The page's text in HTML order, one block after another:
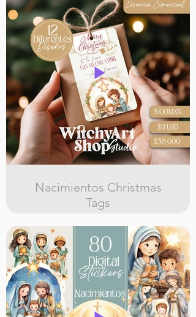
Nacimientos Christmas
Tags
para regalos imprimibles y editables
en canva, con licencia comercial